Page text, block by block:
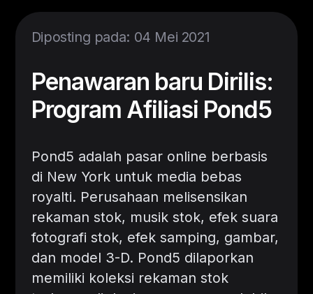
Diposting pada: 04 Mei 2021
Penawaran baru Dirilis:
Program Afiliasi Pond5
Pond5 adalah pasar online berbasis
di New York untuk media bebas
royalti. Perusahaan melisensikan
rekaman stok, musik stok, efek suara
fotografi stok, efek samping, gambar,
dan model 3-D. Pond5 dilaporkan
memiliki koleksi rekaman stok